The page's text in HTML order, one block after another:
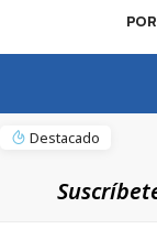
Destacado